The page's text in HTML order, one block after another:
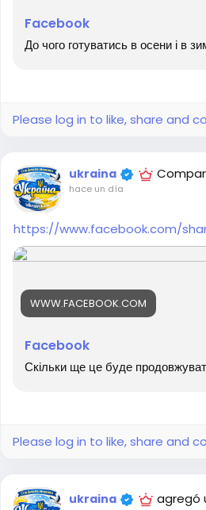
Facebook
До чого готуватись в осени і
Please log in to like, share and
ukraina
hace un día
https://www.facebook.com/
WWW.FACEBOOK.COM
Facebook
Скільки ще це буде
Please log in to like, share and
ukraina agregó